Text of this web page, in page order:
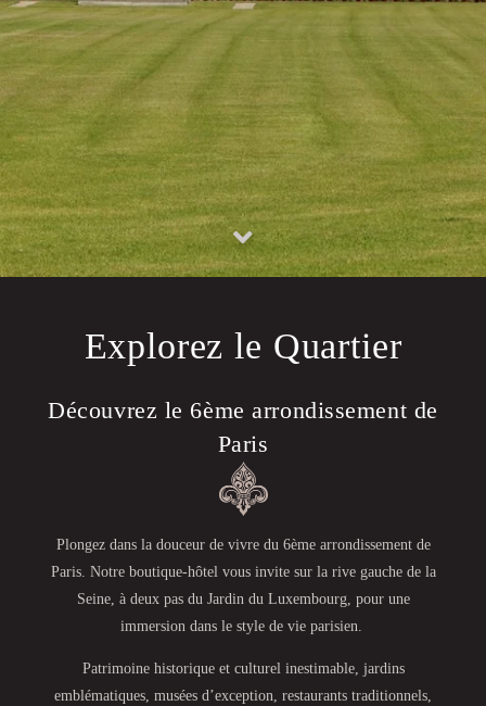
Explorez le Quartier
Découvrez le 6ème arrondissement de
Paris
Plongez dans la douceur de vivre du 6ème arrondissement de
Paris. Notre boutique-hôtel vous invite sur la rive gauche de la
Seine, à deux pas du Jardin du Luxembourg, pour une
immersion dans le style de vie parisien.
Patrimoine historique et culturel inestimable, jardins
emblématiques, musées d’exception, restaurants traditionnels,